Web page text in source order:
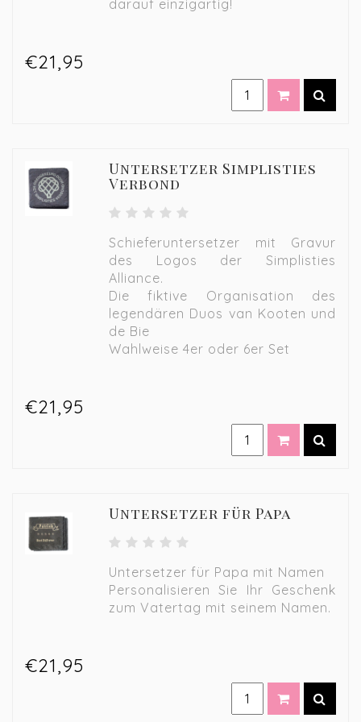
darauf einzigartig!
€21,95
Untersetzer Simplisties
Verbond
Schieferuntersetzer mit Gravur
des Logos der Simplisties
Alliance.
Die fiktive Organisation des
legendären Duos van Kooten und
de Bie
Wahlweise 4er oder 6er Set
€21,95
Untersetzer für Papa
Untersetzer für Papa mit Namen
Personalisieren Sie Ihr Geschenk
zum Vatertag mit seinem Namen.
€21,95